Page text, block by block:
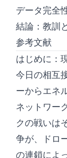
データ完全
結論：教訓
参考文献
はじめに：
今日の相互
ーからエネ
ネットワー
クの戦いは
争が、ドロ
の連鎖によ